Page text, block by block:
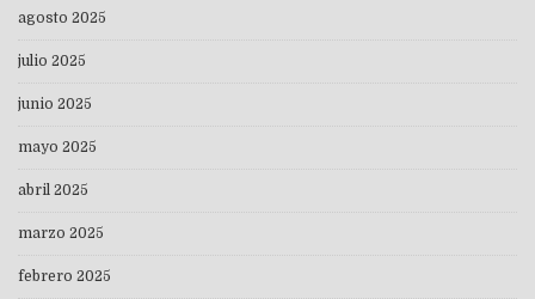
agosto 2025
julio 2025
junio 2025
mayo 2025
abril 2025
marzo 2025
febrero 2025